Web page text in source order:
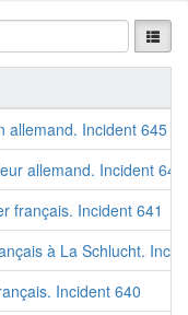
allemand. Incident 645
allemand. Incident 643
français. Incident 641
à La Schlucht.
Incident 640